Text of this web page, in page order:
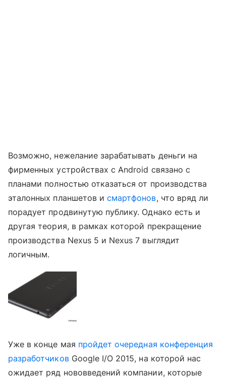
Возможно, нежелание зарабатывать деньги на
фирменных устройствах с Android связано с
планами полностью отказаться от производства
эталонных планшетов исмартфонов, что вряд ли
порадует продвинутую публику. Однако есть и
другая теория, в рамках которой прекращение
производства Nexus 5 и Nexus 7 выглядит
логичным.
Уже в конце мая пройдет очередная конференция
разработчиковGoogle I/O 2015, на которой нас
ожидает ряд нововведений компании, которые